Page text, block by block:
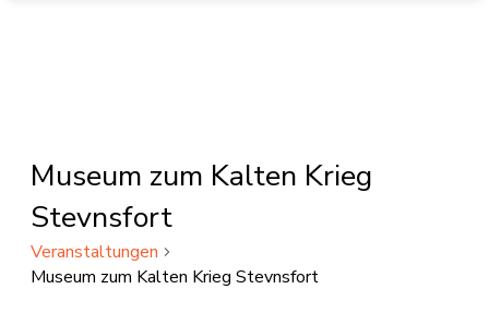
Museum zum Kalten Krieg
Stevnsfort
Veranstaltungen
Museum zum Kalten Krieg Stevnsfort